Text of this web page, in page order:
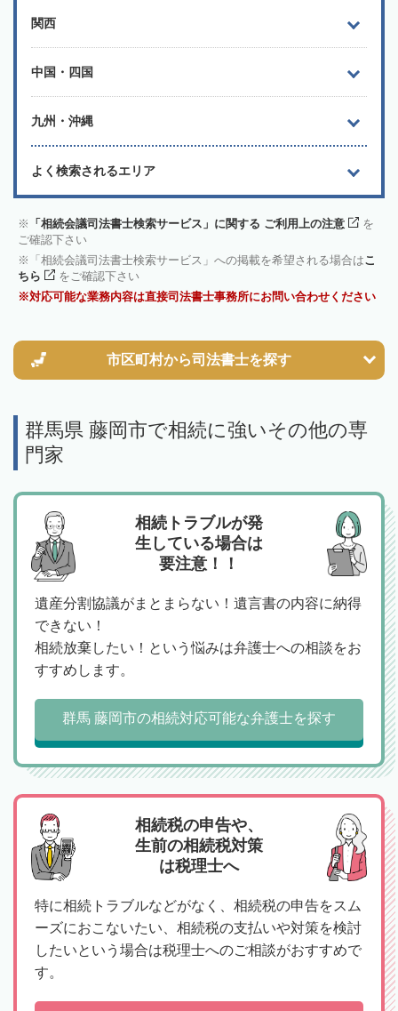
関西
中国・四国
九州・沖縄
よく検索されるエリア
「相続会議司法書士検索サービス」に関する ご利用上の注意
を
ご確認下さい
「相続会議司法書士検索サービス」への掲載を希望される場合はこ
ちら
をご確認下さい
対応可能な業務内容は直接司法書士事務所にお問い合わせください
市区町村から司法書士を探す
群馬県 藤岡市で相続に強いその他の専
門家
相続トラブルが発
生している場合は
要注意！！
遺産分割協議がまとまらない！遺言書の内容に納得
できない！
相続放棄したい！という悩みは弁護士への相談をお
すすめします。
群馬 藤岡市の相続対応可能な弁護士を探す
相続税の申告や、
生前の相続税対策
は税理士へ
特に相続トラブルなどがなく、相続税の申告をスム
ーズにおこないたい、相続税の支払いや対策を検討
したいという場合は税理士へのご相談がおすすめで
す。